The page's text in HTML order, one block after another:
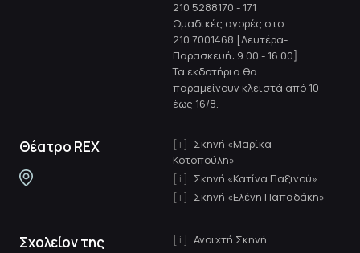
210 5288170 - 171
Ομαδικές αγορές στο
210.7001468 [Δευτέρα-
Παρασκευή: 9.00 - 16.00]
Τα εκδοτήρια θα
παραμείνουν κλειστά από 10
έως 16/8.
Θέατρο REX
Σκηνή «Μαρίκα
Κοτοπούλη»
Σκηνή «Κατίνα Παξινού»
Σκηνή «Ελένη Παπαδάκη»
Σχολείον της
Ανοιχτή Σκηνή